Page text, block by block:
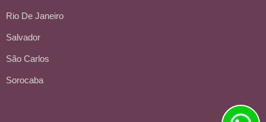
Rio De Janeiro
Salvador
São Carlos
Sorocaba